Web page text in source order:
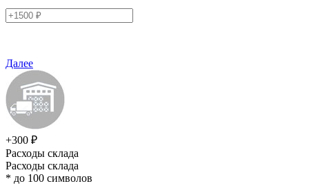
Далее
+300 ₽
Расходы склада
Расходы склада
* до 100 символов